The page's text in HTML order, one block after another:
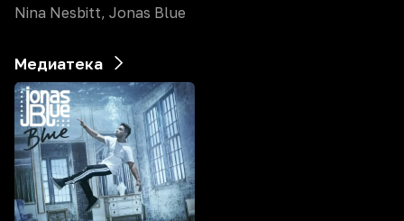
Nina Nesbitt, Jonas Blue
Медиатека